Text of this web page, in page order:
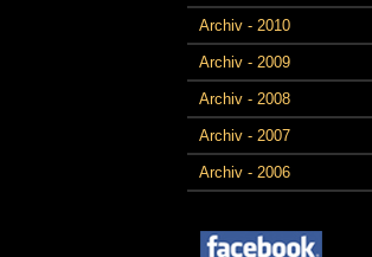
Archiv - 2010
Archiv - 2009
Archiv - 2008
Archiv - 2007
Archiv - 2006